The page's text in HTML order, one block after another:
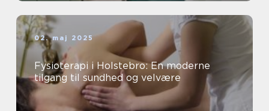
02. maj 2025
Fysioterapi i Holstebro: En moderne
tilgang til sundhed og velvære